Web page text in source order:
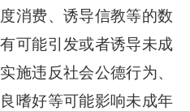
消费、诱导信教等的数
可能引发或者诱导未成
施违反社会公德行为、
嗜好等可能影响未成年